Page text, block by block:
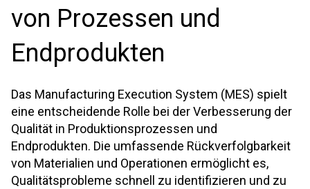
von Prozessen und
Endprodukten
Das Manufacturing Execution System (MES) spielt
eine entscheidende Rolle bei der Verbesserung der
Qualität in Produktionsprozessen und
Endprodukten. Die umfassende Rückverfolgbarkeit
von Materialien und Operationen ermöglicht es,
Qualitätsprobleme schnell zu identifizieren und zu